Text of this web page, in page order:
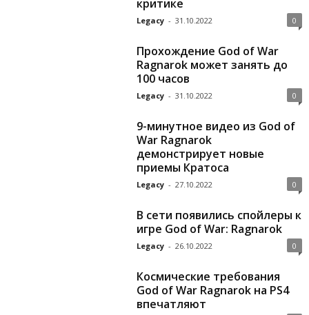
критике
Legacy - 31.10.2022 0
Прохождение God of War
Ragnarok может занять до
100 часов
Legacy - 31.10.2022 0
9-минутное видео из God of
War Ragnarok
демонстрирует новые
приемы Кратоса
Legacy - 27.10.2022 0
В сети появились спойлеры к
игре God of War: Ragnarok
Legacy - 26.10.2022 0
Космические требования
God of War Ragnarok на PS4
впечатляют